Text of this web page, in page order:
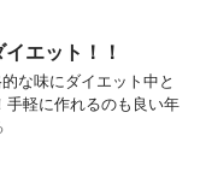
エット！！
な味にダイエット中と
手軽に作れるのも良い年